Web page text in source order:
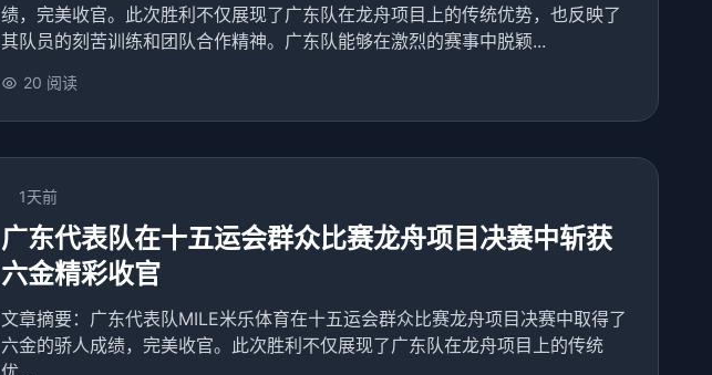
绩，完美收官。此次胜利不仅展现了广东队在龙舟项目上的传统优势，也反映了
其队员的刻苦训练和团队合作精神。广东队能够在激烈的赛事中脱颖...
20 阅读
1天前
广东代表队在十五运会群众比赛龙舟项目决赛中斩获
六金精彩收官
文章摘要：广东代表队MILE米乐体育在十五运会群众比赛龙舟项目决赛中取得了
六金的骄人成绩，完美收官。此次胜利不仅展现了广东队在龙舟项目上的传统